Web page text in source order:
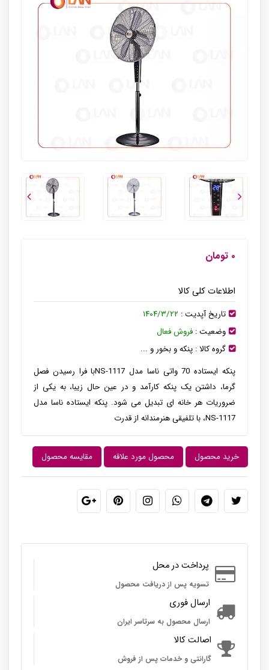
۰ تومان
اطلاعات کلی کالا
تاریخ آپدیت : ۱۴۰۴/۳/۲۲
وضعیت : فروش فعال
گروه کالا : پنکه و بخور و ...
پنکه ایستاده 70 واتی ناسا مدل NS-1117با فرا رسیدن فصل
گرما، داشتن یک پنکه کارآمد و در عین حال زیبا، به یکی از
ضروریات هر خانه ای تبدیل می شود. پنکه ایستاده ناسا مدل
NS-1117، با تلفیقی هنرمندانه از قدرت
خرید محصول محصول مورد علاقه مقایسه محصول
پرداخت در محل
تسویه پس از دریافت محصول
ارسال فوری
ارسال محصول به سرتاسر ایران
اصالت کالا
گارانتی و خدمات پس از فروش